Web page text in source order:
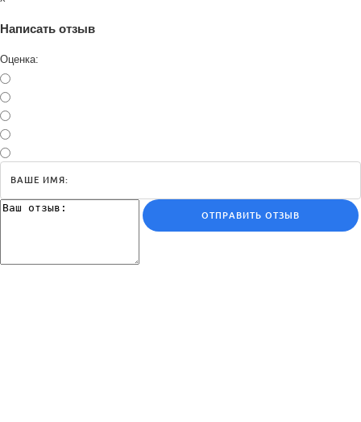
Написать отзыв
Оценка:
ОТПРАВИТЬ ОТЗЫВ